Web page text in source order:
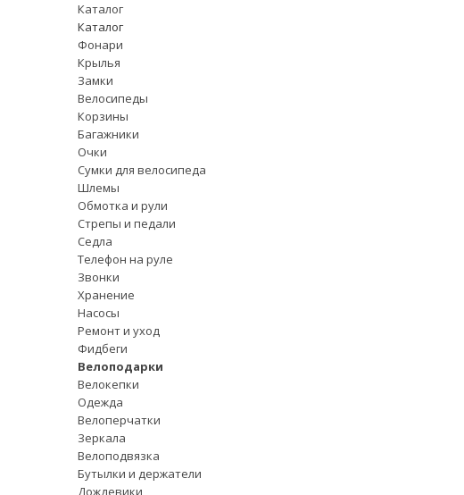
Каталог
Каталог
Фонари
Крылья
Замки
Велосипеды
Корзины
Багажники
Очки
Сумки для велосипеда
Шлемы
Обмотка и рули
Стрепы и педали
Седла
Телефон на руле
Звонки
Хранение
Насосы
Ремонт и уход
Фидбеги
Велоподарки
Велокепки
Одежда
Велоперчатки
Зеркала
Велоподвязка
Бутылки и держатели
Дождевики